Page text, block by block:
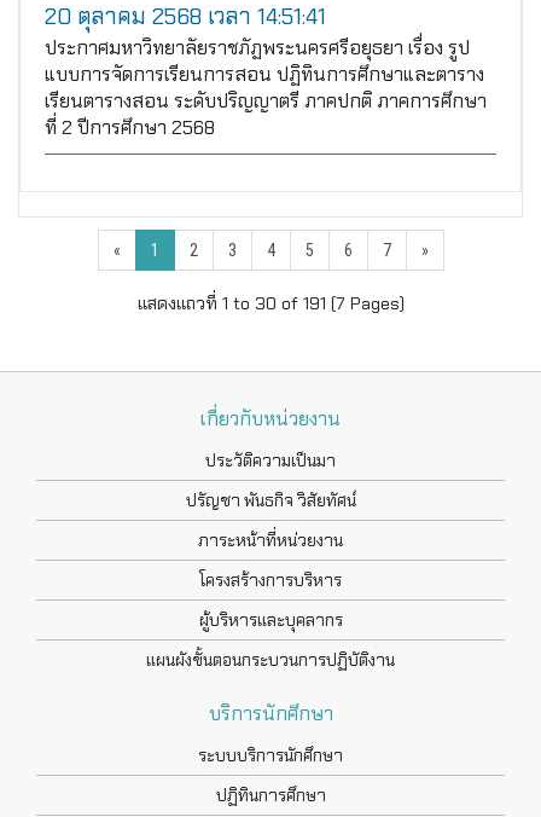
20 ตุลาคม 2568 เวลา 14:51:41
ประกาศมหาวิทยาลัยราชภัฏพระนครศรีอยุธยา เรื่อง รูป
แบบการจัดการเรียนการสอน ปฏิทินการศึกษาและตาราง
เรียนตารางสอน ระดับปริญญาตรี ภาคปกติ ภาคการศึกษา
ที่ 2 ปีการศึกษา 2568
« 1 2 3 4 5 6 7 »
แสดงแถวที่ 1 to 30 of 191 (7 Pages)
เกี่ยวกับหน่วยงาน
ประวัติความเป็นมา
ปรัญชา พันธกิจ วิสัยทัศน์
ภาระหน้าที่หน่วยงาน
โครงสร้างการบริหาร
ผู้บริหารและบุคลากร
แผนผังขั้นตอนกระบวนการปฏิบัติงาน
บริการนักศึกษา
ระบบบริการนักศึกษา
ปฏิทินการศึกษา